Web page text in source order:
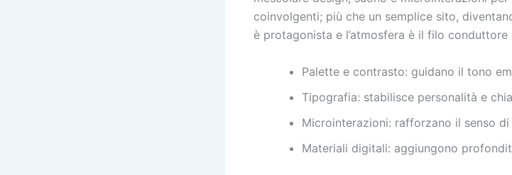
coinvolgenti; più che un semplice sito,
è protagonista e l’atmosfera è il filo conduttore
Palette e contrasto: guidano il tono
Tipografia: stabilisce personalità e
Microinterazioni: rafforzano il senso
Materiali digitali: aggiungono